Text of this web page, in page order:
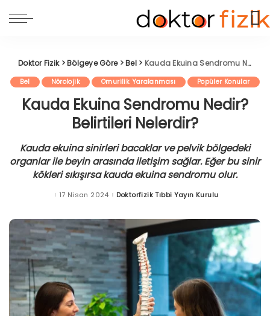
Doktor Fizik>Bölgeye Göre>Bel> Kauda Ekuina Sendromu Nedir? Belirtileri Nelerdir?
Bel Nörolojik Omurilik Yaralanması Popüler Konular
Kauda Ekuina Sendromu Nedir?
Belirtileri Nelerdir?
Kauda ekuina sinirleri bacaklar ve pelvik bölgedeki
organlar ile beyin arasında iletişim sağlar. Eğer bu sinir
kökleri sıkışırsa kauda ekuina sendromu olur.
17 Nisan 2024Posted
Doktorfizik Tıbbi Yayın Kurulu